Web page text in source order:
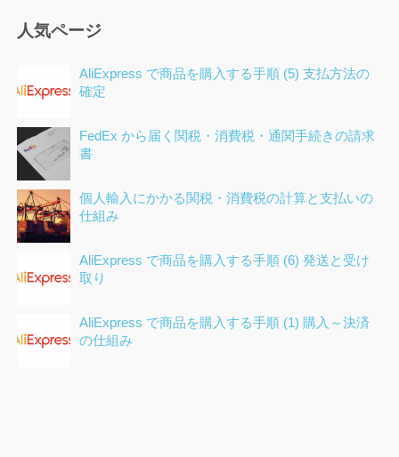
人気ページ
AliExpress で商品を購入する手順 (5) 支払方法の
確定
FedEx から届く関税・消費税・通関手続きの請求
書
個人輸入にかかる関税・消費税の計算と支払いの
仕組み
AliExpress で商品を購入する手順 (6) 発送と受け
取り
AliExpress で商品を購入する手順 (1) 購入～決済
の仕組み